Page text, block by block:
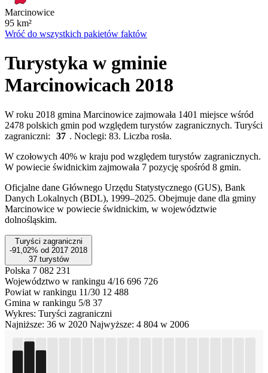
Marcinowice
95 km²
Wróć do wszystkich pakietów faktów
Turystyka w gminie
Marcinowicach 2018
W roku 2018 gmina Marcinowice zajmowała 1401 miejsce wśród
2478 polskich gmin pod względem turystów zagranicznych. Turyści
zagraniczni:
37 . Noclegi: 83. Liczba rosła.
W czołowych 40% w kraju pod względem turystów zagranicznych.
W powiecie świdnickim zajmowała 7 pozycję spośród 8 gmin.
Oficjalne dane Głównego Urzędu Statystycznego (GUS), Bank
Danych Lokalnych (BDL), 1999–2025. Obejmuje dane dla gminy
Marcinowice w powiecie świdnickim, w województwie
dolnośląskim.
Turyści zagraniczni
-91,02% od 2017 2018
37 turystów
Polska 7 082 231
Województwo w rankingu 4/16 696 726
Powiat w rankingu 11/30 12 488
Gmina w rankingu 5/8 37
Wykres: Turyści zagraniczni
Najniższe: 36 w 2020 Najwyższe: 4 804 w 2006